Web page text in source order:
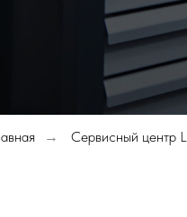
→ Сервисный центр